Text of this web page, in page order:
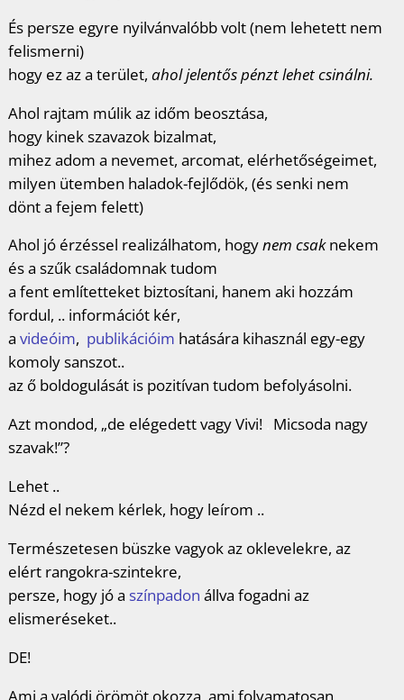
És persze egyre nyilvánvalóbb volt (nem lehetett nem
felismerni)
hogy ez az a terület, ahol jelentős pénzt lehet csinálni.
Ahol rajtam múlik az időm beosztása,
hogy kinek szavazok bizalmat,
mihez adom a nevemet, arcomat, elérhetőségeimet,
milyen ütemben haladok-fejlődök, (és senki nem
dönt a fejem felett)
Ahol jó érzéssel realizálhatom, hogynem csaknekem
és a szűk családomnak tudom
a fent említetteket biztosítani, hanem aki hozzám
fordul, .. információt kér,
a videóim, publikációim hatására kihasznál egy-egy
komoly sanszot..
az ő boldogulását is pozitívan tudom befolyásolni.
Azt mondod, „de elégedett vagy Vivi! Micsoda nagy
szavak!”?
Lehet ..
Nézd el nekem kérlek, hogy leírom ..
Természetesen büszke vagyok az oklevelekre, az
elért rangokra-szintekre,
persze, hogy jó a színpadon állva fogadni az
elismeréseket..
DE!
Ami a valódi örömöt okozza, ami folyamatosan